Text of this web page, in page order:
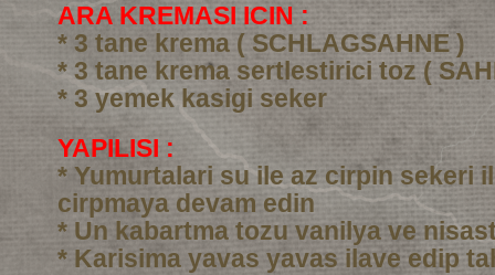
ARA KREMASI ICIN :
* 3 tane krema ( SCHLAGSAHNE )
* 3 tane krema sertlestirici toz (
* 3 yemek kasigi seker
YAPILISI :
* Yumurtalari su ile az cirpin sekeri
cirpmaya devam edin
* Un kabartma tozu vanilya ve
* Karisima yavas yavas ilave edip